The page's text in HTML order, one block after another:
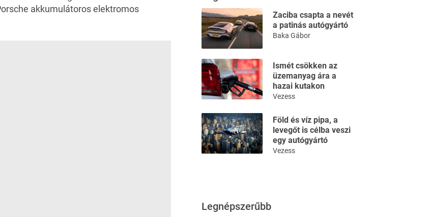
akkumulátoros elektromos
Zaciba csapta a nevét
a patinás autógyártó
Baka Gábor
Ismét csökken az
üzemanyag ára a
hazai kutakon
Vezess
Föld és víz pipa, a
levegőt is célba veszi
egy autógyártó
Vezess
Legnépszerűbb